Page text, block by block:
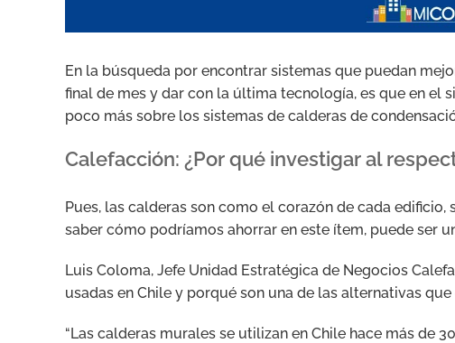
En la búsqueda por encontrar sistemas que puedan
final de mes y dar con la última tecnología, es que en
poco más sobre los sistemas de calderas de
Calefacción: ¿Por qué investigar al
Pues, las calderas son como el corazón de cada
saber cómo podríamos ahorrar en este ítem, puede ser
Luis Coloma, Jefe Unidad Estratégica de Negocios
usadas en Chile y porqué son una de las alternativas
“Las calderas murales se utilizan en Chile hace más de